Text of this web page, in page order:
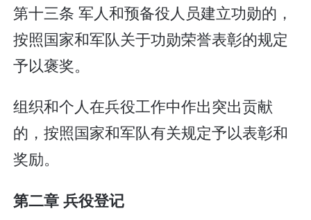
第十三条 军人和预备役人员建立功勋的，
按照国家和军队关于功勋荣誉表彰的规定
予以褒奖。
组织和个人在兵役工作中作出突出贡献
的，按照国家和军队有关规定予以表彰和
奖励。
第二章 兵役登记